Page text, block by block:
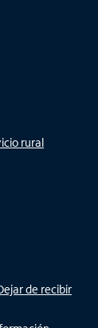
rural
de recibir